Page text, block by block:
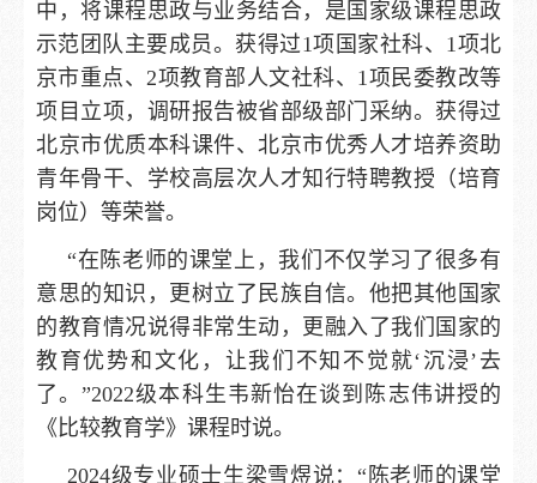
中，将课程思政与业务结合，是国家级课程思政
示范团队主要成员。获得过1项国家社科、1项北
京市重点、2项教育部人文社科、1项民委教改等
项目立项，调研报告被省部级部门采纳。获得过
北京市优质本科课件、北京市优秀人才培养资助
青年骨干、学校高层次人才知行特聘教授（培育
岗位）等荣誉。
“在陈老师的课堂上，我们不仅学习了很多有
意思的知识，更树立了民族自信。他把其他国家
的教育情况说得非常生动，更融入了我们国家的
教育优势和文化，让我们不知不觉就‘沉浸’去
了。”2022级本科生韦新怡在谈到陈志伟讲授的
《比较教育学》课程时说。
2024级专业硕士生梁雪煜说：“陈老师的课堂